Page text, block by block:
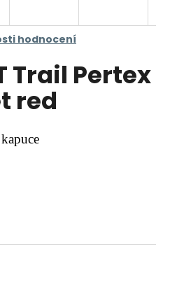
hodnocení
Trail Pertex
red